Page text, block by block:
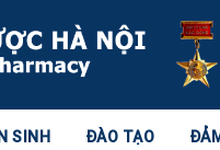
SINH ĐÀO TẠO